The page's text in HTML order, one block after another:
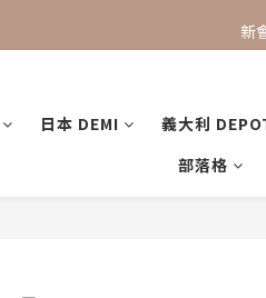
新
新
滿
新
日本 DEMI 義大利
部落格